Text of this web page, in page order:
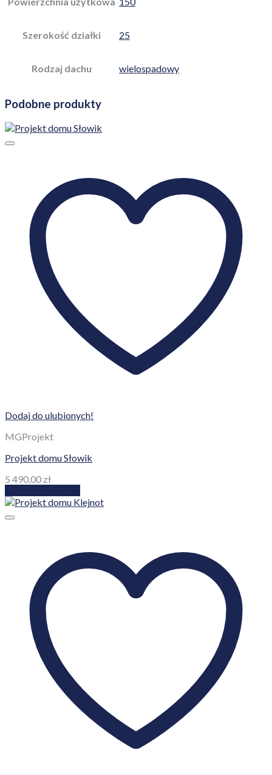
Szerokość działki 25
Rodzaj dachu wielospadowy
Podobne produkty
Dodaj do ulubionych!
MGProjekt
Projekt domu Słowik
5 490,00 zł